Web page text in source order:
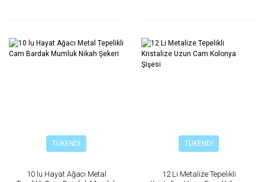
TÜKENDİ
10 lu Hayat Ağacı Metal
TÜKENDİ
12 Li Metalize Tepelikli